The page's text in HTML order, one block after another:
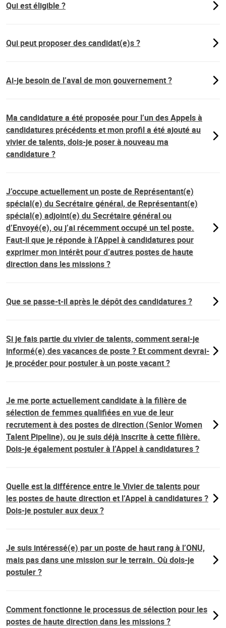
Qui est éligible ?
Qui peut proposer des candidat(e)s ?
Ai-je besoin de l’aval de mon gouvernement ?
Ma candidature a été proposée pour l’un des Appels à
candidatures précédents et mon profil a été ajouté au
vivier de talents, dois-je poser à nouveau ma
candidature ?
J’occupe actuellement un poste de Représentant(e)
spécial(e) du Secrétaire général, de Représentant(e)
spécial(e) adjoint(e) du Secrétaire général ou
d’Envoyé(e), ou j’ai récemment occupé un tel poste.
Faut-il que je réponde à l’Appel à candidatures pour
exprimer mon intérêt pour d’autres postes de haute
direction dans les missions ?
Que se passe-t-il après le dépôt des candidatures ?
Si je fais partie du vivier de talents, comment serai-je
informé(e) des vacances de poste ? Et comment devrai-
je procéder pour postuler à un poste vacant ?
Je me porte actuellement candidate à la filière de
sélection de femmes qualifiées en vue de leur
recrutement à des postes de direction (Senior Women
Talent Pipeline), ou je suis déjà inscrite à cette filière.
Dois-je également postuler à l’Appel à candidatures ?
Quelle est la différence entre le Vivier de talents pour
les postes de haute direction et l’Appel à candidatures ?
Dois-je postuler aux deux ?
Je suis intéressé(e) par un poste de haut rang à l’ONU,
mais pas dans une mission sur le terrain. Où dois-je
postuler ?
Comment fonctionne le processus de sélection pour les
postes de haute direction dans les missions ?